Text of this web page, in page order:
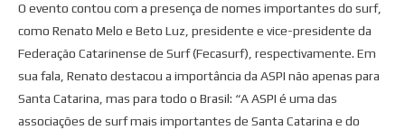
O evento contou com a presença de nomes importantes do surf,
como Renato Melo e Beto Luz, presidente e vice-presidente da
Federação Catarinense de Surf (Fecasurf), respectivamente. Em
sua fala, Renato destacou a importância da ASPI não apenas para
Santa Catarina, mas para todo o Brasil: “A ASPI é uma das
associações de surf mais importantes de Santa Catarina e do